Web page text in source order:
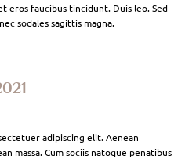
eros faucibus tincidunt. Duis leo. Sed
sodales sagittis magna.
adipiscing elit. Aenean
massa. Cum sociis natoque penatibus